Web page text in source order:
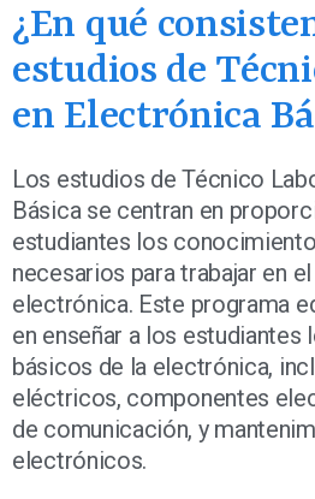
¿En qué
estudios de
en Electrónica
Los estudios de Técnico
Básica se centran en
estudiantes los
necesarios para trabajar en
electrónica. Este programa
en enseñar a los estudiantes
básicos de la electrónica,
eléctricos, componentes
de comunicación, y
electrónicos.